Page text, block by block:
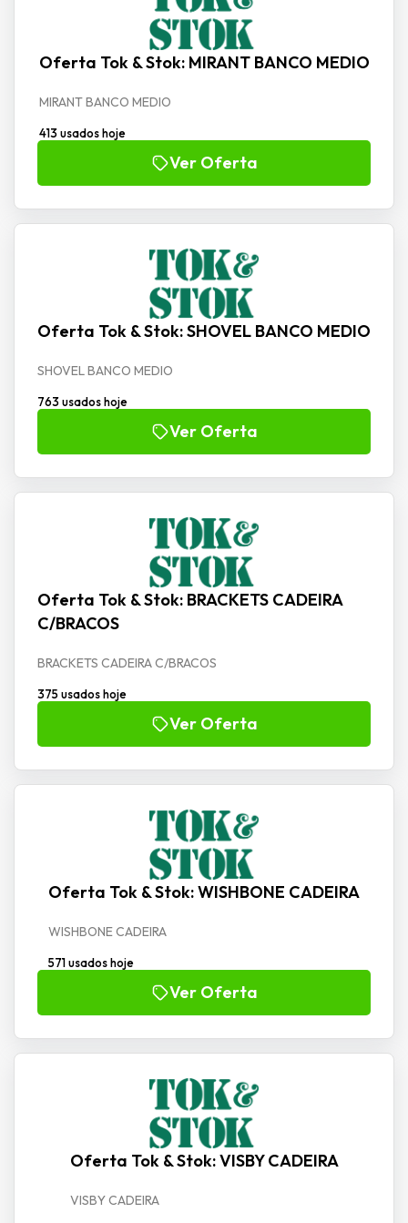
Oferta Tok & Stok: MIRANT BANCO MEDIO
MIRANT BANCO MEDIO
413 usados hoje
Ver Oferta
Oferta Tok & Stok: SHOVEL BANCO MEDIO
SHOVEL BANCO MEDIO
763 usados hoje
Ver Oferta
Oferta Tok & Stok: BRACKETS CADEIRA
C/BRACOS
BRACKETS CADEIRA C/BRACOS
375 usados hoje
Ver Oferta
Oferta Tok & Stok: WISHBONE CADEIRA
WISHBONE CADEIRA
571 usados hoje
Ver Oferta
Oferta Tok & Stok: VISBY CADEIRA
VISBY CADEIRA